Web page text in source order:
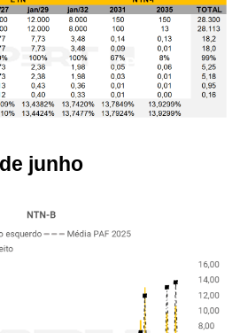
junho